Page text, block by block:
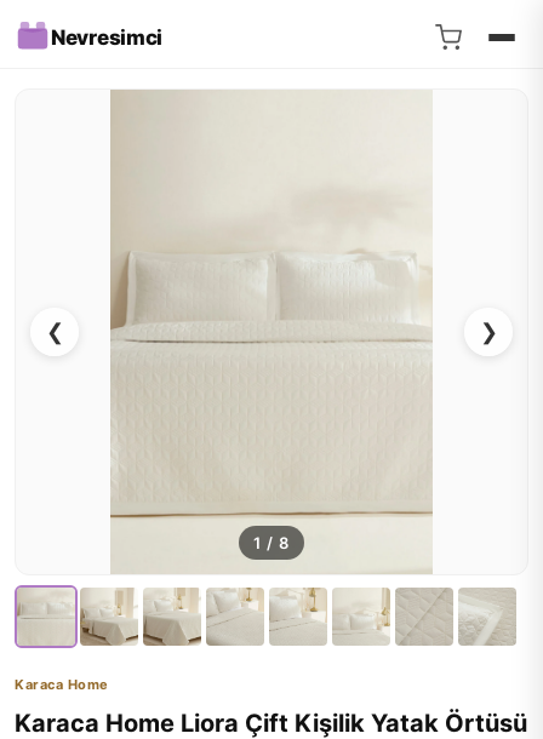
Nevresimci
❮ ❯
1 / 8
Karaca Home
Karaca Home Liora Çift Kişilik Yatak Örtüsü